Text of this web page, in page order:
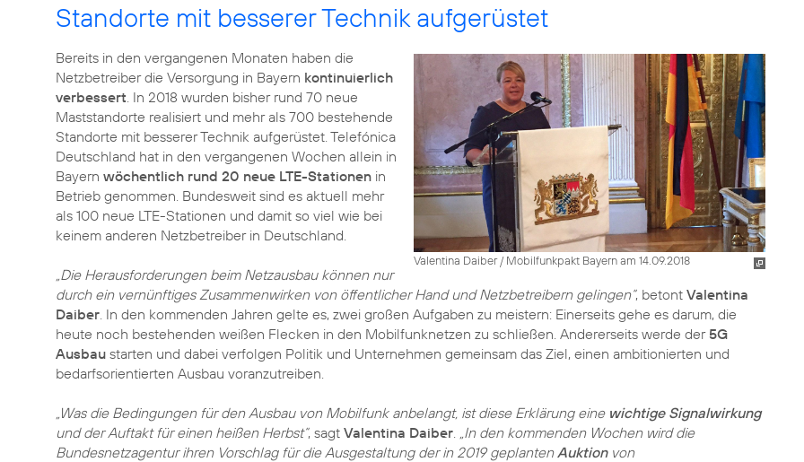
Standorte mit besserer Technik aufgerüstet
Valentina Daiber / Mobilfunkpakt Bayern am 14.09.2018
Bereits in den vergangenen Monaten haben die
Netzbetreiber die Versorgung in Bayern kontinuierlich
verbessert. In 2018 wurden bisher rund 70 neue
Maststandorte realisiert und mehr als 700 bestehende
Standorte mit besserer Technik aufgerüstet. Telefónica
Deutschland hat in den vergangenen Wochen allein in
Bayern wöchentlich rund 20 neue LTE-Stationen in
Betrieb genommen. Bundesweit sind es aktuell mehr
als 100 neue LTE-Stationen und damit so viel wie bei
keinem anderen Netzbetreiber in Deutschland.
„Die Herausforderungen beim Netzausbau können nur
durch ein vernünftiges Zusammenwirken von öffentlicher Hand und Netzbetreibern gelingen“, betont Valentina
Daiber. In den kommenden Jahren gelte es, zwei großen Aufgaben zu meistern: Einerseits gehe es darum, die
heute noch bestehenden weißen Flecken in den Mobilfunknetzen zu schließen. Andererseits werde der5G
Ausbau starten und dabei verfolgen Politik und Unternehmen gemeinsam das Ziel, einen ambitionierten und
bedarfsorientierten Ausbau voranzutreiben.
„Was die Bedingungen für den Ausbau von Mobilfunk anbelangt, ist diese Erklärung eine wichtige Signalwirkung
und der Auftakt für einen heißen Herbst“, sagt Valentina Daiber. „In den kommenden Wochen wird die
Bundesnetzagentur ihren Vorschlag für die Ausgestaltung der in 2019 geplantenAuktionvon